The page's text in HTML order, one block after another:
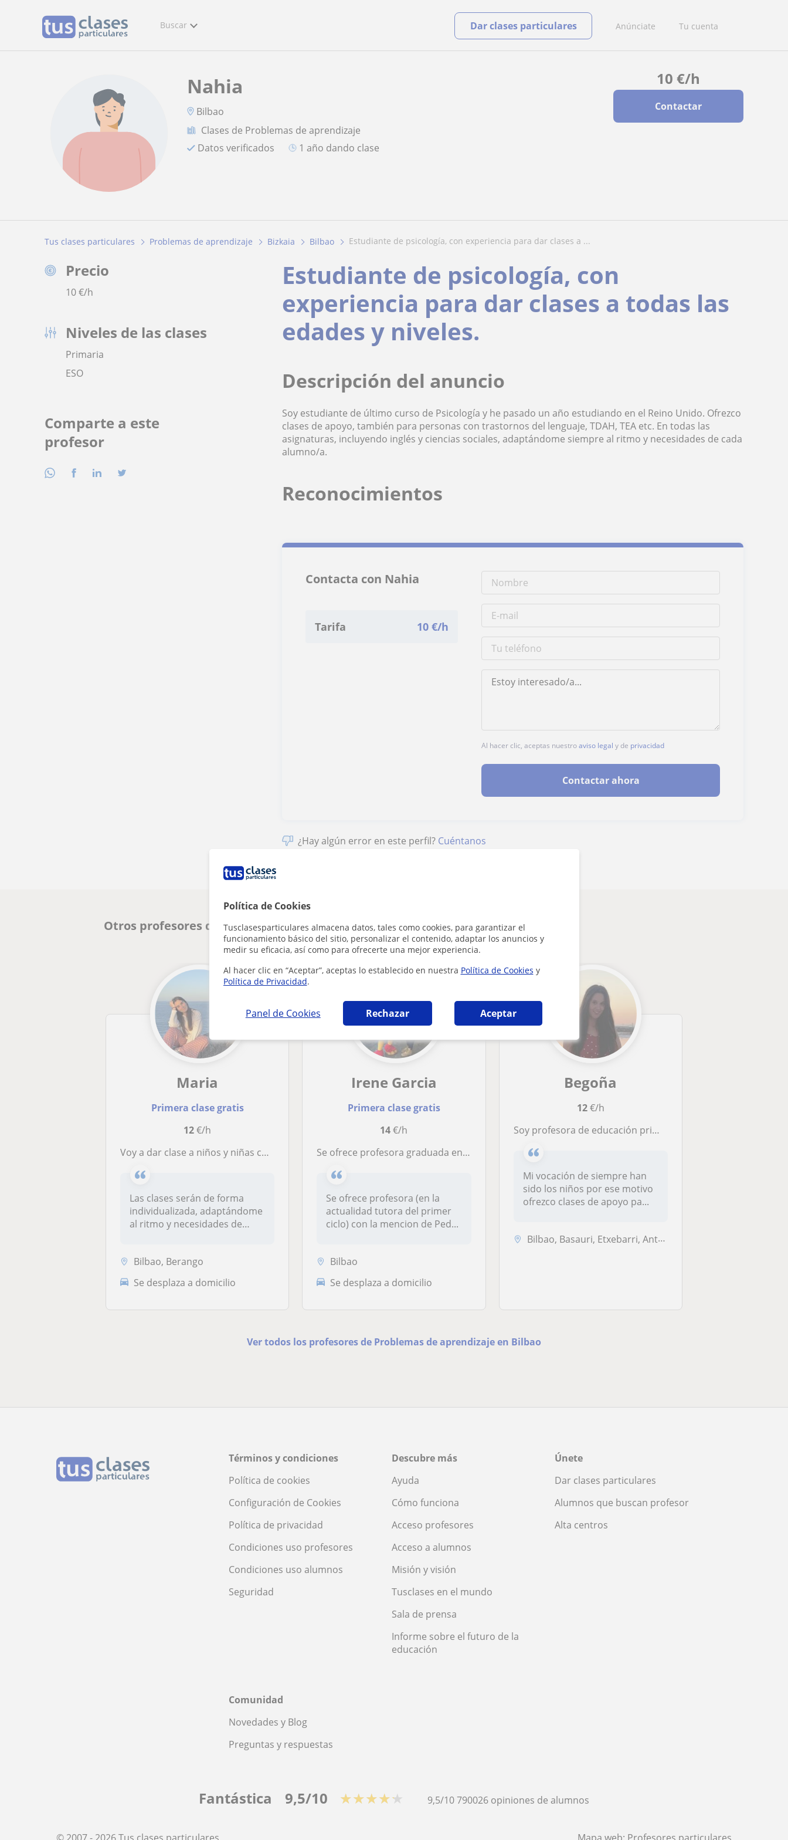
Política de Cookies
Tusclasesparticulares almacena datos, tales como cookies, para garantizar el
funcionamiento básico del sitio, personalizar el contenido, adaptar los anuncios y
medir su eficacia, así como para ofrecerte una mejor experiencia.
Al hacer clic en “Aceptar”, aceptas lo establecido en nuestra Política de Cookies y
Política de Privacidad.
Panel de Cookies Rechazar Aceptar
Buscar Anúnciate Tu cuenta
Dar clases particulares
10 €/h
Contactar
Nahia
Bilbao
Clases de Problemas de aprendizaje
Datos verificados
1 año dando clase
Tus clases particulares Problemas de aprendizaje Bizkaia Bilbao estudiante de psicología, con experiencia para dar clases a ...
Precio
10€/h
Niveles de las clases
Primaria
ESO
Comparte a este
profesor
Estudiante de psicología, con
experiencia para dar clases a todas las
edades y niveles.
Descripción del anuncio
Soy estudiante de último curso de Psicología y he pasado un año estudiando en el Reino Unido. Ofrezco
clases de apoyo, también para personas con trastornos del lenguaje, TDAH, TEA etc. En todas las
asignaturas, incluyendo inglés y ciencias sociales, adaptándome siempre al ritmo y necesidades de cada
alumno/a.
Reconocimientos
Contacta con Nahia
Tarifa 10 €/h
Al hacer clic, aceptas nuestroaviso legal y de privacidad
Contactar ahora
¿Hay algún error en este perfil? Cuéntanos
Otros profesores de Problemas de aprendizaje en Bilbao que pueden interesarte
Maria
Primera clase gratis
12€/h
Voy a dar clase a niños y niñas con necesidades educativas especiales. Soy una persona paciente, creativa y que disfruta enseñando
Las clases serán de forma
individualizada, adaptándome
al ritmo y necesidades de
Bilbao, Berango
Se desplaza a domicilio
Irene Garcia
Primera clase gratis
14€/h
Se ofrece profesora graduada en educación primaria se ofrece para dar clase a niños de primaria
Se ofrece profesora (en la
actualidad tutora del primer
ciclo) con la mencion de Ped...
Bilbao
Se desplaza a domicilio
Begoña
12€/h
Soy profesora de educación primaria y llevo varios años dando clases a niños con dificultades en el aprendizaje.
Mi vocación de siempre han
sido los niños por ese motivo
ofrezco clases de apoyo pa...
Bilbao, Basauri, Etxebarri, Anteiglesia de San Esteban-Etxebarri Do
Ver todos los profesores de Problemas de aprendizaje en Bilbao
Términos y condiciones
Política de cookies
Configuración de Cookies
Política de privacidad
Condiciones uso profesores
Condiciones uso alumnos
Seguridad
Descubre más
Ayuda
Cómo funciona
Acceso profesores
Acceso a alumnos
Misión y visión
Tusclases en el mundo
Sala de prensa
Informe sobre el futuro de la
educación
Únete
Dar clases particulares
Alumnos que buscan profesor
Alta centros
Comunidad
Novedades y Blog
Preguntas y respuestas
Fantástica 9,5/10 ★★★★★ 9,5/10790026 opiniones de alumnos